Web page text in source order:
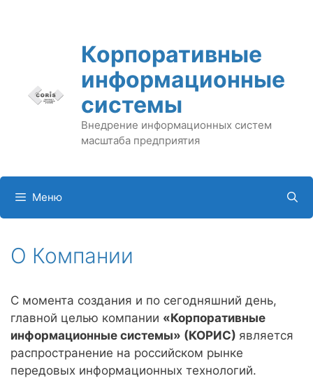
Корпоративные
информационные
системы
Внедрение информационных систем
масштаба предприятия
Меню
О Компании
С момента создания и по сегодняшний день,
главной целью компании «Корпоративные
информационные системы» (КОРИС) является
распространение на российском рынке
передовых информационных технологий.